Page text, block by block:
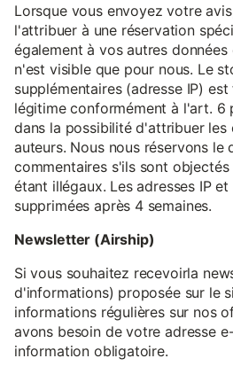
Lorsque vous envoyez votre
l'attribuer à une réservation
également à vos autres
n'est visible que pour nous. Le
supplémentaires (adresse IP)
légitime conformément à l'art. 6
dans la possibilité d'attribuer les
auteurs. Nous nous réservons le
commentaires s'ils sont
étant illégaux. Les adresses IP
supprimées après 4 semaines.
Newsletter (Airship)
Si vous souhaitez recevoirla
d'informations) proposée sur le
informations régulières sur nos
avons besoin de votre adresse
information obligatoire.